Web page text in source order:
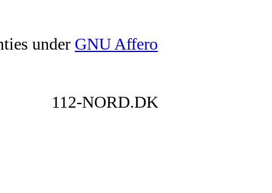
under GNU Affero
112-NORD.DK